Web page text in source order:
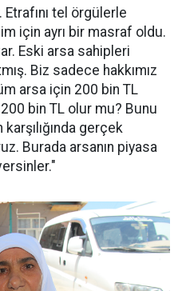
Etrafını tel örgülerle
için ayrı bir masraf oldu.
Eski arsa sahipleri
Biz sadece hakkımız
arsa için 200 bin TL
bin TL olur mu? Bunu
gerçek
Burada arsanın piyasa